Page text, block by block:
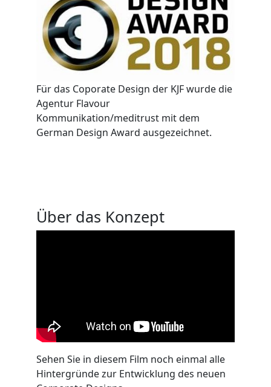
Für das Coporate Design der KJF wurde die
Agentur Flavour
Kommunikation/meditrust mit dem
German Design Award ausgezeichnet.
Über das Konzept
Sehen Sie in diesem Film noch einmal alle
Hintergründe zur Entwicklung des neuen